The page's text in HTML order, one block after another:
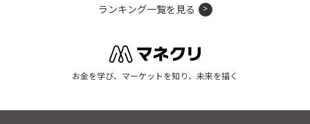
ランキング一覧を見る
お金を学び、マーケットを知り、未来を描く